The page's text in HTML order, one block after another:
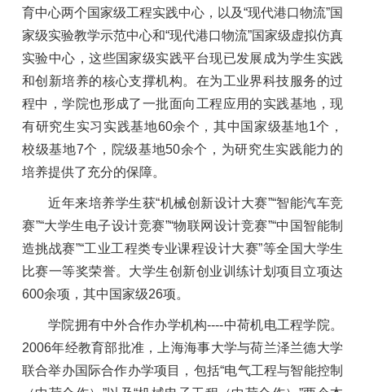
育中心两个国家级工程实践中心，以及“现代港口物流”国
家级实验教学示范中心和“现代港口物流”国家级虚拟仿真
实验中心，这些国家级实践平台现已发展成为学生实践
和创新培养的核心支撑机构。在为工业界科技服务的过
程中，学院也形成了一批面向工程应用的实践基地，现
有研究生实习实践基地60余个，其中国家级基地1个，
校级基地7个，院级基地50余个，为研究生实践能力的
培养提供了充分的保障。
近年来培养学生获“机械创新设计大赛”“智能汽车竞
赛”“大学生电子设计竞赛”“物联网设计竞赛”“中国智能制
造挑战赛”“工业工程类专业课程设计大赛”等全国大学生
比赛一等奖荣誉。大学生创新创业训练计划项目立项达
600余项，其中国家级26项。
学院拥有中外合作办学机构----中荷机电工程学院。
2006年经教育部批准，上海海事大学与荷兰泽兰德大学
联合举办国际合作办学项目，包括“电气工程与智能控制